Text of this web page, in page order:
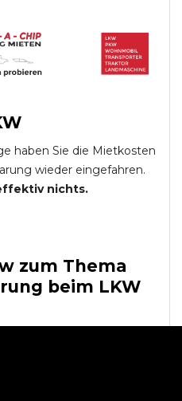
haben Sie die Mietkosten
wieder eingefahren.
nichts.
zum Thema
beim LKW